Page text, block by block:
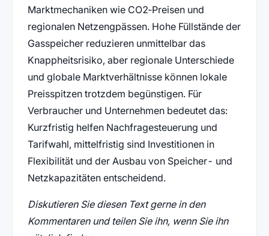
Marktmechaniken wie CO2‑Preisen und
regionalen Netzengpässen. Hohe Füllstände der
Gasspeicher reduzieren unmittelbar das
Knappheitsrisiko, aber regionale Unterschiede
und globale Marktverhältnisse können lokale
Preisspitzen trotzdem begünstigen. Für
Verbraucher und Unternehmen bedeutet das:
Kurzfristig helfen Nachfragesteuerung und
Tarifwahl, mittelfristig sind Investitionen in
Flexibilität und der Ausbau von Speicher- und
Netzkapazitäten entscheidend.
Diskutieren Sie diesen Text gerne in den
Kommentaren und teilen Sie ihn, wenn Sie ihn